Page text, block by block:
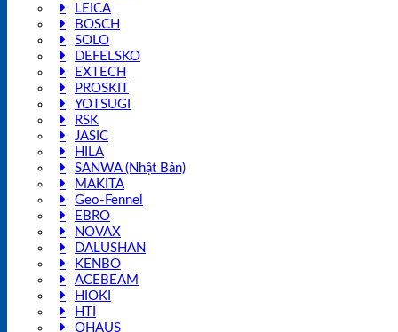
LEICA
BOSCH
SOLO
DEFELSKO
EXTECH
PROSKIT
YOTSUGI
RSK
JASIC
HILA
SANWA (Nhật Bản)
MAKITA
Geo-Fennel
EBRO
NOVAX
DALUSHAN
KENBO
ACEBEAM
HIOKI
HTI
OHAUS